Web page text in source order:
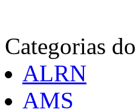
Categorias
ALRN
AMS